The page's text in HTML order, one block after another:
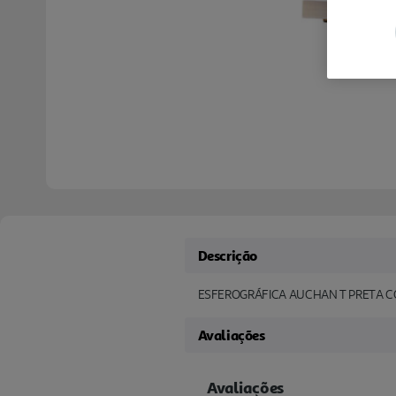
Descrição
ESFEROGRÁFICA AUCHAN T PRETA
Avaliações